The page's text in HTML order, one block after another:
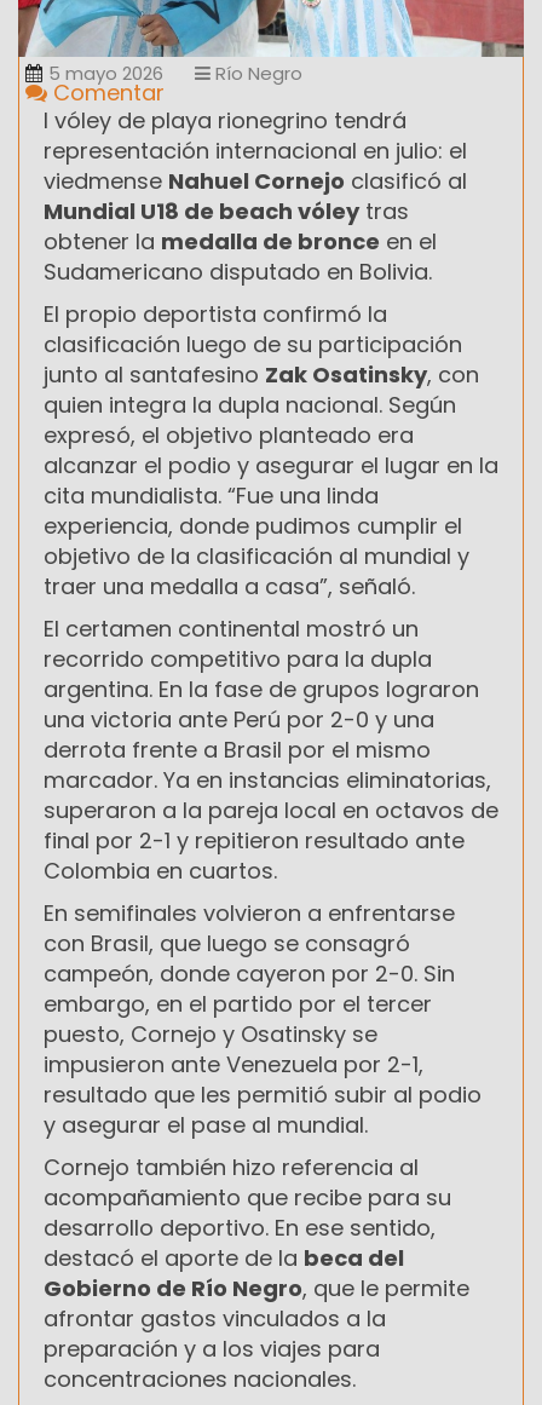
5 mayo 2026 Río Negro
Comentar
l vóley de playa rionegrino tendrá
representación internacional en julio: el
viedmense Nahuel Cornejo clasificó al
Mundial U18 de beach vóleytras
obtener la medalla de bronce en el
Sudamericano disputado en Bolivia.
El propio deportista confirmó la
clasificación luego de su participación
junto al santafesino Zak Osatinsky, con
quien integra la dupla nacional. Según
expresó, el objetivo planteado era
alcanzar el podio y asegurar el lugar en la
cita mundialista. “Fue una linda
experiencia, donde pudimos cumplir el
objetivo de la clasificación al mundial y
traer una medalla a casa”, señaló.
El certamen continental mostró un
recorrido competitivo para la dupla
argentina. En la fase de grupos lograron
una victoria ante Perú por 2-0 y una
derrota frente a Brasil por el mismo
marcador. Ya en instancias eliminatorias,
superaron a la pareja local en octavos de
final por 2-1 y repitieron resultado ante
Colombia en cuartos.
En semifinales volvieron a enfrentarse
con Brasil, que luego se consagró
campeón, donde cayeron por 2-0. Sin
embargo, en el partido por el tercer
puesto, Cornejo y Osatinsky se
impusieron ante Venezuela por 2-1,
resultado que les permitió subir al podio
y asegurar el pase al mundial.
Cornejo también hizo referencia al
acompañamiento que recibe para su
desarrollo deportivo. En ese sentido,
destacó el aporte de la beca del
Gobierno de Río Negro, que le permite
afrontar gastos vinculados a la
preparación y a los viajes para
concentraciones nacionales.